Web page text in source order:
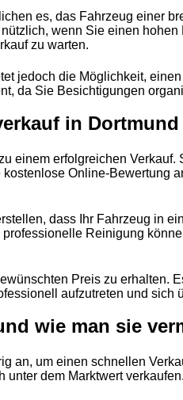
es, das Fahrzeug einer
wenn Sie einen hohen
zu warten.
jedoch die Möglichkeit,
da Sie Besichtigungen
in Dortmund
einem erfolgreichen Verkauf.
Online-Bewertung
dass Ihr Fahrzeug in
Reinigung
Preis zu erhalten.
aufzutreten und sich
wie man sie
an, um einen schnellen
dem Marktwert verkaufen.